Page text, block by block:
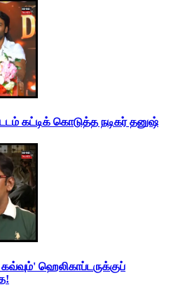
கட்டிக் கொடுத்த நடிகர் தனுஷ்
ஹெலிகாப்டருக்குப்